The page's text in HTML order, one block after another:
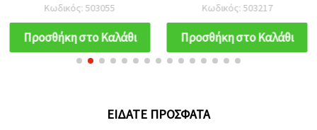
Κωδικός: 503055
Προσθήκη στο Καλάθι
Κωδικός: 503217
Προσθήκη στο Καλάθι
ΕΊΔΑΤΕ ΠΡΌΣΦΑΤΑ